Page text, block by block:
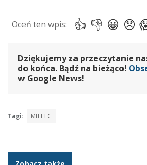
Dziękujemy za przeczytanie
do końca. Bądź na bieżąco!
w Google News!
Tagi: MIELEC